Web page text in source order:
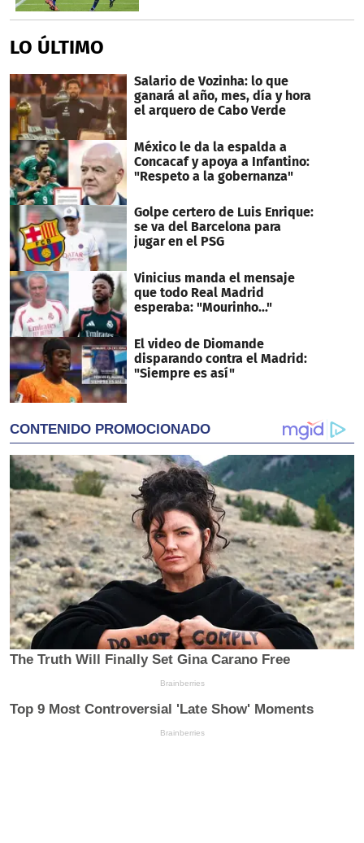
LO ÚLTIMO
Salario de Vozinha: lo que
ganará al año, mes, día y hora
el arquero de Cabo Verde
México le da la espalda a
Concacaf y apoya a Infantino:
"Respeto a la gobernanza"
Golpe certero de Luis Enrique:
se va del Barcelona para
jugar en el PSG
Vinicius manda el mensaje
que todo Real Madrid
esperaba: "Mourinho..."
El video de Diomande
disparando contra el Madrid:
"Siempre es así"